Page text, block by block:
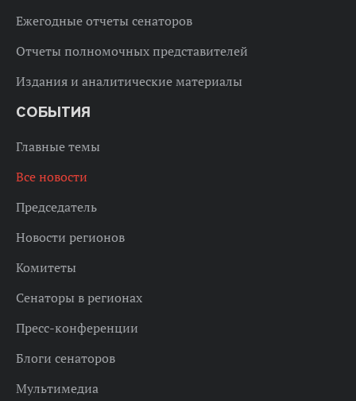
Ежегодные отчеты сенаторов
Отчеты полномочных представителей
Издания и аналитические материалы
СОБЫТИЯ
Главные темы
Все новости
Председатель
Новости регионов
Комитеты
Сенаторы в регионах
Пресс-конференции
Блоги сенаторов
Мультимедиа